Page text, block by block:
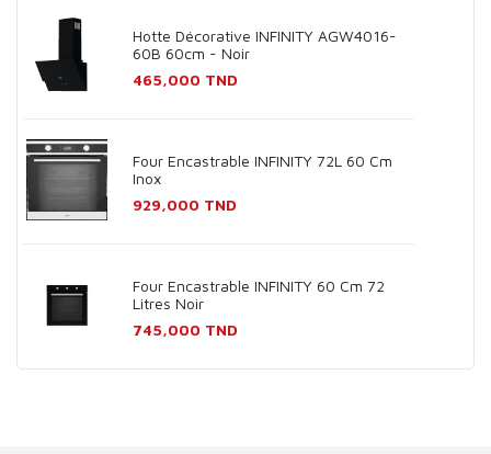
Hotte Décorative INFINITY AGW4016-
60B 60cm - Noir
Prix
465,000 TND
Four Encastrable INFINITY 72L 60 Cm
Inox
Prix
929,000 TND
Four Encastrable INFINITY 60 Cm 72
Litres Noir
Prix
745,000 TND